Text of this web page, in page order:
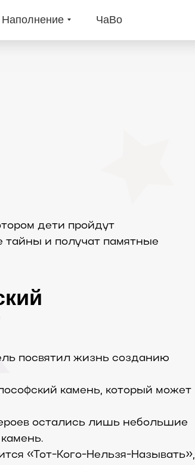
Наполнение ЧаВо
дети пройдут
тайны и получат памятные
посвятил жизнь созданию
камень, который может
остались лишь небольшие
«Тот-Кого-Нельзя-Называть»,